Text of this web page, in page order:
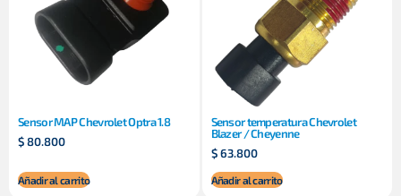
Sensor MAP Chevrolet Optra 1.8
$80.800
Añadir al carrito
Sensor temperatura Chevrolet
Blazer / Cheyenne
$63.800
Añadir al carrito